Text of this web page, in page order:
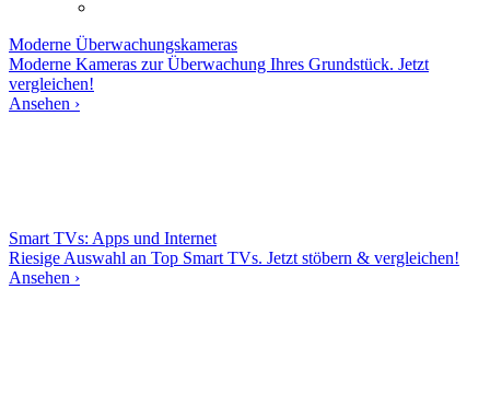
Moderne Überwachungskameras
Moderne Kameras zur Überwachung Ihres Grundstück. Jetzt
vergleichen!
Ansehen ›
Smart TVs: Apps und Internet
Riesige Auswahl an Top Smart TVs. Jetzt stöbern & vergleichen!
Ansehen ›